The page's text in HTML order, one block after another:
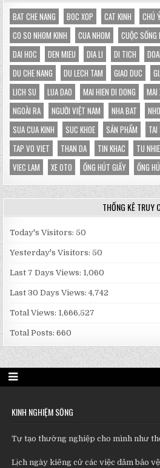
BAT CHE NANG BOC XOP CAT KINH CHÚ
CO SO NHOM KINH
CUA NHOM CUỘC SỐNG
DAI HOC
DEN MIEU DIA LI DI TICH
DU CHE NANG
DU LECH TAM GIAO DUC
LICH SU
LUA DAO MAI HIEN DI DONG MAI
NGOÀI RA
NGƯỜI VIỆT NAM NHA BAT
SUA CUA KINH
SUC KHOE SẢN PHẨM TAI
TAP VO VIET
THAN DA TIN KHAC TU
VIEC LAM
XE OTO ỐNG HÚT GIẤY ỐNG
THỐNG KÊ TRUY
Today's Visitors:50
Yesterday's Visitors:50
Last 7 Days Views: 1,060
Last 30 Days Views:4,742
Total Views: 1,666,527
Total Posts:660
KINH NGHIỆM SỐNG
Tự tạo thường nghiệp cho mình như
Lịch ngày kiêng cử các việc dâm bảo